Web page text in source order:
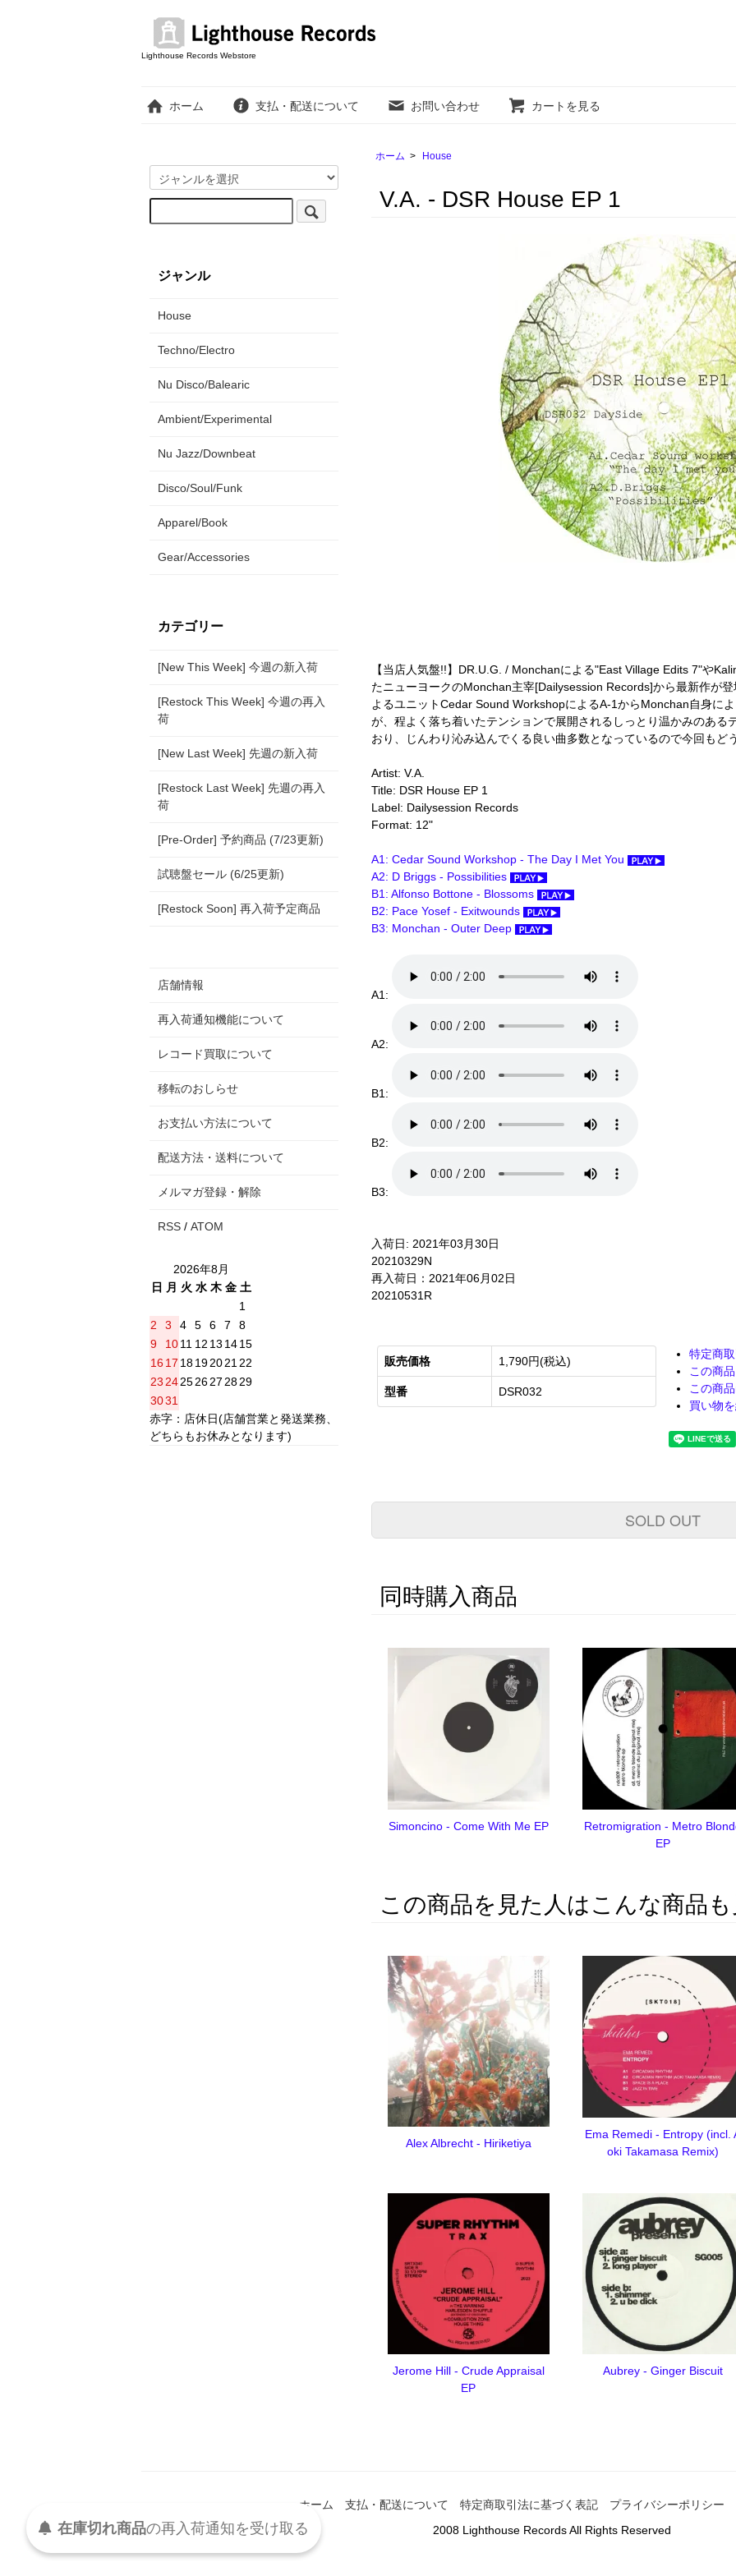
Lighthouse Records Webstore
ホーム 支払・配送について お問い合わせ カートを見る
ホーム > House
V.A. - DSR House EP 1
【当店人気盤!!】DR.U.G. / Monchanによる"East Village Edits 7"や
たニューヨークのMonchan主宰[Dailysession Records]から最新作が
よるユニットCedar Sound WorkshopによるA-1からMonchan自身に
が、程よく落ち着いたテンションで展開されるしっとり温かみのある
おり、じんわり沁み込んでくる良い曲多数となっているので今回もど
Artist: V.A.
Title: DSR House EP 1
Label: Dailysession Records
Format: 12"
A1: Cedar Sound Workshop - The Day I Met You
A2: D Briggs - Possibilities
B1: Alfonso Bottone - Blossoms
B2: Pace Yosef - Exitwounds
B3: Monchan - Outer Deep
A1:
A2:
B1:
B2:
B3:
入荷日: 2021年03月30日
20210329N
再入荷日：2021年06月02日
20210531R
販売価格 1,790円(税込)
型番 DSR032
特定商
この商
この商
買い物
SOLD OUT
同時購入商品
Simoncino - Come With Me EP
Retromigration - Metro
EP
この商品を見た人はこんな商品
Alex Albrecht - Hiriketiya
Ema Remedi - Entropy (incl.
oki Takamasa Remix)
Jerome Hill - Crude Appraisal
EP
Aubrey - Ginger Biscuit
ジャンル
House
Techno/Electro
Nu Disco/Balearic
Ambient/Experimental
Nu Jazz/Downbeat
Disco/Soul/Funk
Apparel/Book
Gear/Accessories
カテゴリー
[New This Week] 今週の新入荷
[Restock This Week] 今週の再入
荷
[New Last Week] 先週の新入荷
[Restock Last Week] 先週の再入
荷
[Pre-Order] 予約商品 (7/23更新)
試聴盤セール (6/25更新)
[Restock Soon] 再入荷予定商品
店舗情報
再入荷通知機能について
レコード買取について
移転のおしらせ
お支払い方法について
配送方法・送料について
メルマガ登録・解除
RSS / ATOM
2026年8月
日
月 火 水 木 金 土
1
2
3 4 5 6 7
8
9
1011 12 13 1415
16 17 18192021 22
23 24252627 2829
3031
赤字：店休日(店舗営業と発送業務、
どちらもお休みとなります)
ホーム 支払・配送について 特定商取引法に基づく表記 プライバシーポリシー
2008 Lighthouse Records All Rights Reserved
在庫切れ商品の再入荷通知を受け取る